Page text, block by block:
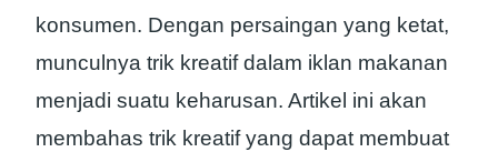
konsumen. Dengan persaingan yang ketat,
munculnya trik kreatif dalam iklan makanan
menjadi suatu keharusan. Artikel ini akan
membahas trik kreatif yang dapat membuat